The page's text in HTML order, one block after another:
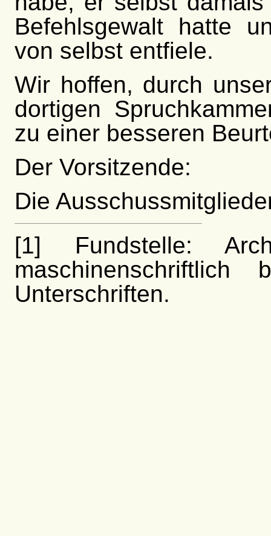
Befehlsgewalt hatte
von selbst entfiele.
Wir hoffen, durch
dortigen
zu einer besseren
Der Vorsitzende:
Die
[1] Fundstelle:
maschinenschriftlich
Unterschriften.